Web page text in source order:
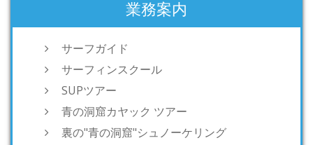
業務案内
サーフガイド
サーフィンスクール
SUPツアー
青の洞窟カヤック ツアー
裏の"青の洞窟"シュノーケリング